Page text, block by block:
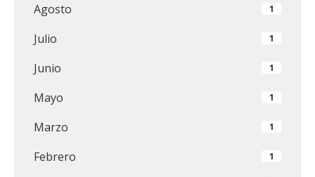
Agosto 1
Julio 1
Junio 1
Mayo 1
Marzo 1
Febrero 1